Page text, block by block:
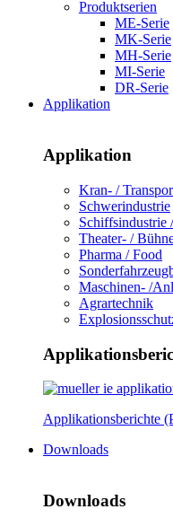
Produktserien
ME-Serie
MK-Serie
MH-Serie
MI-Serie
DR-Serie
Applikation
Applikation
Kran- /
Schwerindustrie
Schiffsindustrie
Theater- /
Pharma / Food
Maschinen- /
Agrartechnik
Applikationsberichte
Downloads
Downloads